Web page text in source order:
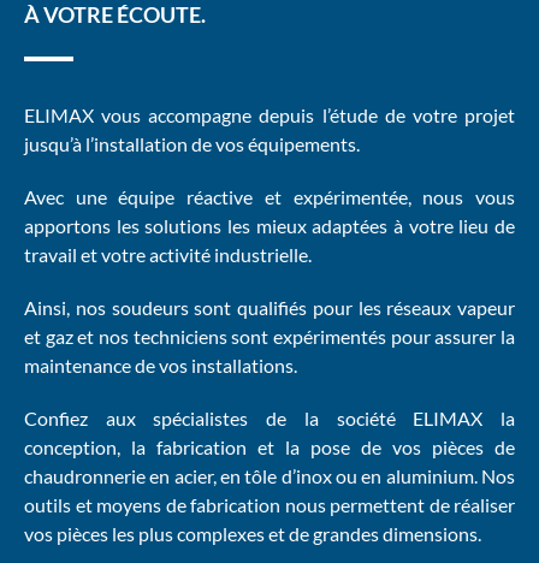
À VOTRE ÉCOUTE.
ELIMAX vous accompagne depuis l’étude de votre projet
jusqu’à l’installation de vos équipements.
Avec une équipe réactive et expérimentée, nous vous
apportons les solutions les mieux adaptées à votre lieu de
travail et votre activité industrielle.
Ainsi, nos soudeurs sont qualifiés pour les réseaux vapeur
et gaz et nos techniciens sont expérimentés pour assurer la
maintenance de vos installations.
Confiez aux spécialistes de la société ELIMAX la
conception, la fabrication et la pose de vos pièces de
chaudronnerieen acier, en tôle d’inox ou en aluminium. Nos
outils et moyens de fabrication nous permettent de réaliser
vos pièces les plus complexes et de grandes dimensions.